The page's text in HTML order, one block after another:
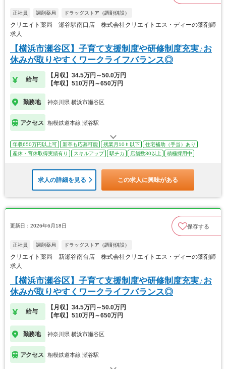
正社員 調剤薬局 ドラッグストア（調剤併設）
クリエイト薬局 瀬谷駅南口店 株式会社クリエイトエス・ディーの薬剤師
求人
【横浜市瀬谷区】子育て支援制度や研修制度充実♪お
休みが取りやすくワークライフバランス◎
給与
【月収】34.5万円～50.0万円
【年収】510万円～650万円
勤務地 神奈川県 横浜市瀬谷区
アクセス 相模鉄道本線 瀬谷駅
年収650万円以上可 新卒も応募可能 残業月10ｈ以下
住宅補助（手当）あり
産休・育休取得実績有り
スキルアップ 駅チカ 店舗数30以上 積極採用中
求人の詳細を見る この求人に興味がある
更新日：2026年6月18日 保存する
正社員 調剤薬局 ドラッグストア（調剤併設）
クリエイト薬局 新瀬谷南台店 株式会社クリエイトエス・ディーの薬剤師
求人
【横浜市瀬谷区】子育て支援制度や研修制度充実♪お
休みが取りやすくワークライフバランス◎
給与
【月収】34.5万円～50.0万円
【年収】510万円～650万円
勤務地 神奈川県 横浜市瀬谷区
アクセス 相模鉄道本線 瀬谷駅